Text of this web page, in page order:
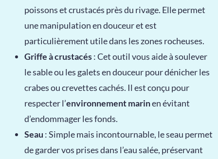
poissons et crustacés près du rivage. Elle permet
une manipulation en douceur et est
particulièrement utile dans les zones rocheuses.
Griffe à crustacés: Cet outil vous aide à soulever
le sable ou les galets en douceur pour dénicher les
crabes ou crevettes cachés. Il est conçu pour
respecter l’environnement marinen évitant
d’endommager les fonds.
Seau : Simple mais incontournable, le seau permet
de garder vos prises dans l’eau salée, préservant